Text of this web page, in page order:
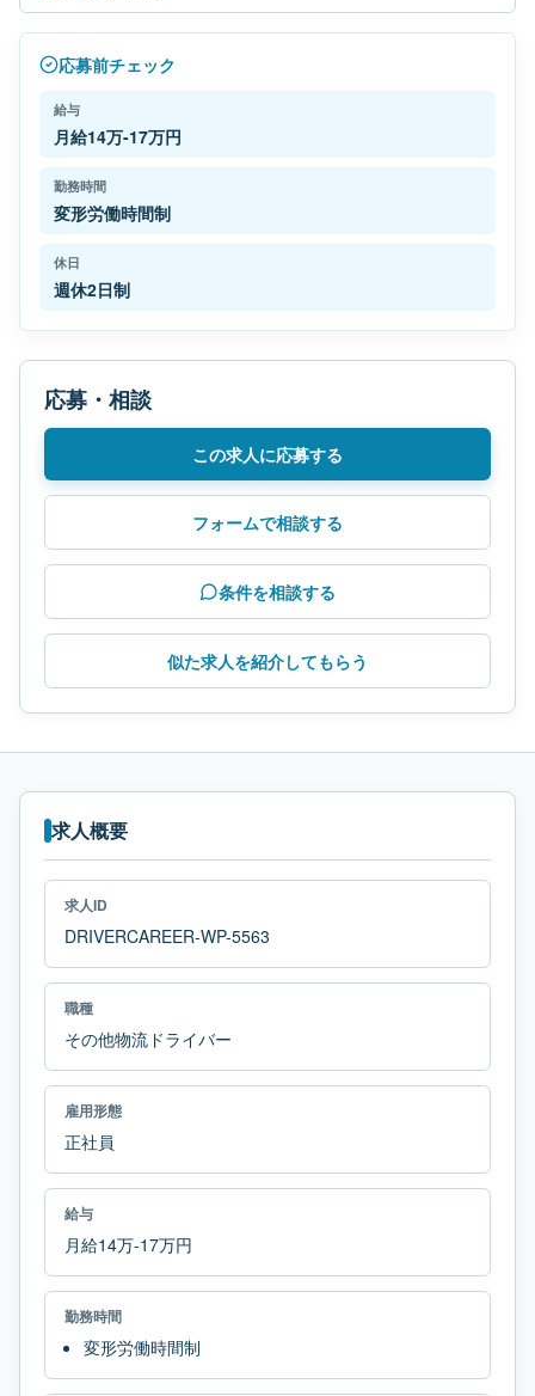
応募前チェック
給与
月給14万-17万円
勤務時間
変形労働時間制
休日
週休2日制
応募・相談
この求人に応募する
フォームで相談する
条件を相談する
似た求人を紹介してもらう
求人概要
求人ID
DRIVERCAREER-WP-5563
職種
その他物流ドライバー
雇用形態
正社員
給与
月給14万-17万円
勤務時間
変形労働時間制